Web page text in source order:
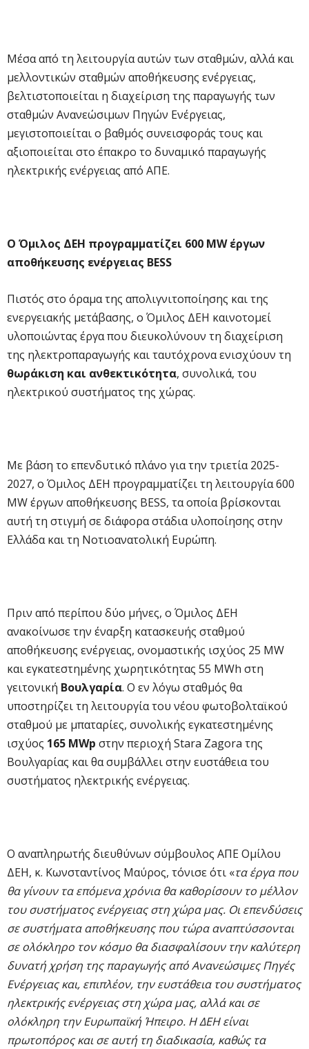
Μέσα από τη λειτουργία αυτών των σταθμών, αλλά και
μελλοντικών σταθμών αποθήκευσης ενέργειας,
βελτιστοποιείται η διαχείριση της παραγωγής των
σταθμών Ανανεώσιμων Πηγών Ενέργειας,
μεγιστοποιείται ο βαθμός συνεισφοράς τους και
αξιοποιείται στο έπακρο το δυναμικό παραγωγής
ηλεκτρικής ενέργειας από ΑΠΕ.
Ο Όμιλος ΔΕΗ προγραμματίζει 600 MW έργων
αποθήκευσης ενέργειας BESS
Πιστός στο όραμα της απολιγνιτοποίησης και της
ενεργειακής μετάβασης, ο Όμιλος ΔΕΗ καινοτομεί
υλοποιώντας έργα που διευκολύνουν τη διαχείριση
της ηλεκτροπαραγωγής και ταυτόχρονα ενισχύουν τη
θωράκιση και ανθεκτικότητα, συνολικά, του
ηλεκτρικού συστήματος της χώρας.
Με βάση το επενδυτικό πλάνο για την τριετία 2025-
2027, ο Όμιλος ΔΕΗ προγραμματίζει τη λειτουργία 600
MW έργων αποθήκευσης BESS, τα οποία βρίσκονται
αυτή τη στιγμή σε διάφορα στάδια υλοποίησης στην
Ελλάδα και τη Νοτιοανατολική Ευρώπη.
Πριν από περίπου δύο μήνες, ο Όμιλος ΔΕΗ
ανακοίνωσε την έναρξη κατασκευής σταθμού
αποθήκευσης ενέργειας, ονομαστικής ισχύος 25 MW
και εγκατεστημένης χωρητικότητας 55 MWh στη
γειτονική Βουλγαρία. Ο εν λόγω σταθμός θα
υποστηρίζει τη λειτουργία του νέου φωτοβολταϊκού
σταθμού με μπαταρίες, συνολικής εγκατεστημένης
ισχύος 165 MWp στην περιοχή Stara Zagora της
Βουλγαρίας και θα συμβάλλει στην ευστάθεια του
συστήματος ηλεκτρικής ενέργειας.
Ο αναπληρωτής διευθύνων σύμβουλος ΑΠΕ Ομίλου
ΔΕΗ, κ. Κωνσταντίνος Μαύρος, τόνισε ότι «τα έργα που
θα γίνουν τα επόμενα χρόνια θα καθορίσουν το μέλλον
του συστήματος ενέργειας στη χώρα μας. Οι επενδύσεις
σε συστήματα αποθήκευσης που τώρα αναπτύσσονται
σε ολόκληρο τον κόσμο θα διασφαλίσουν την καλύτερη
δυνατή χρήση της παραγωγής από Ανανεώσιμες Πηγές
Ενέργειας και, επιπλέον, την ευστάθεια του συστήματος
ηλεκτρικής ενέργειας στη χώρα μας, αλλά και σε
ολόκληρη την Ευρωπαϊκή Ήπειρο. Η ΔΕΗ είναι
πρωτοπόρος και σε αυτή τη διαδικασία, καθώς τα